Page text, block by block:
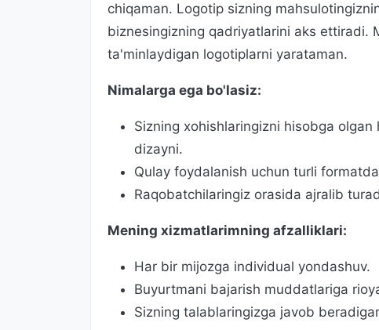
chiqaman. Logotip sizning
biznesingizning qadriyatlarini aks ettiradi.
ta'minlaydigan logotiplarni yarataman.
Nimalarga ega bo'lasiz:
Sizning xohishlaringizni hisobga
dizayni.
Qulay foydalanish uchun turli
Raqobatchilaringiz orasida ajralib
Mening xizmatlarimning afzalliklari:
Har bir mijozga individual yondashuv.
Buyurtmani bajarish muddatlariga
Sizning talablaringizga javob